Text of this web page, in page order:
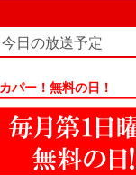
今日の放送予定
パー！無料の日！